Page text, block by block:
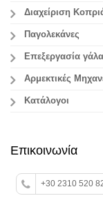
Διαχείριση
Παγολεκάνες
Επεξεργασία
Aρμεκτικές
Κατάλογοι
Επικοινωνία
+30 2310 520